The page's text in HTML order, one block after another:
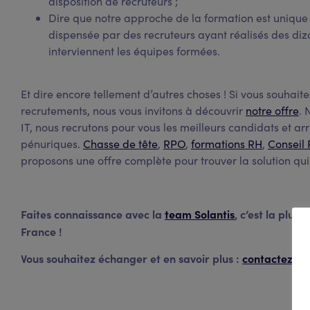
Dire que notre approche de la formation est
dispensée par des recruteurs ayant réalisés des
interviennent les équipes formées.
Et dire encore tellement d’autres choses ! Si vous
recrutements, nous vous invitons à découvrir notre offre.
IT, nous recrutons pour vous les meilleurs candidats et
pénuriques. Chasse de tête, RPO, formations RH, Conseil
proposons une offre complète pour trouver la solution
Faites connaissance avec la team Solantis, c’est la plus
France !
Vous souhaitez échanger et en savoir plus : contactez-